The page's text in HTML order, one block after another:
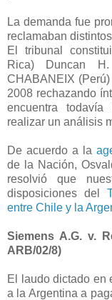
La demanda fue
reclamaban
El tribunal
Rica) Duncan
CHABANEIX
2008 rechazando
encuentra
realizar un análisis
De acuerdo a la
de la Nación,
resolvió que
disposiciones del
entre Chile y la
Siemens A.G. v.
ARB/02/8)
El laudo dictado en
a la Argentina a